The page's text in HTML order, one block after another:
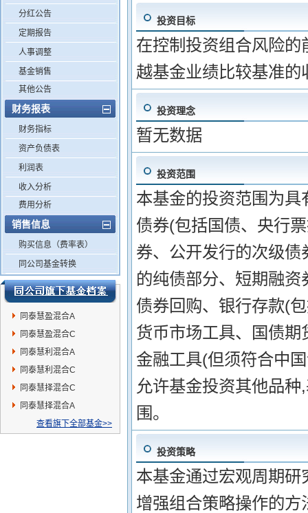
分红公告
定期报告
人事调整
基金销售
其他公告
财务报表
财务指标
资产负债表
利润表
收入分析
费用分析
销售信息
购买信息（费率表）
同公司基金转换
同泰慧盈混合A
同泰慧盈混合C
同泰慧利混合A
同泰慧利混合C
同泰慧择混合C
同泰慧择混合A
查看旗下全部基金>>
投资目标
在控制投资组合风险
越基金业绩比较基准的
投资理念
暂无数据
投资范围
本基金的投资范围为
债券(包括国债、央行
券、公开发行的次级
的纯债部分、短期融
债券回购、银行存款(
货币市场工具、国债
金融工具(但须符合中
允许基金投资其他品
围。
投资策略
本基金通过宏观周期
增强组合策略操作的